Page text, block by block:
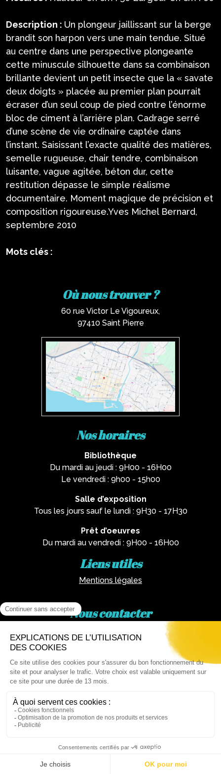
Description : Un plongeur jaillissant sur la berge
brandit son harpon vers une main tendue. Situé
au centre dans une perspective plongeante
cette minuscule silhouette dans sa combinaison
brillante devient un petit insecte que la « savate
deux doigts » placée au premier plan pourrait
écraser d’un seul coup de pied contre l’énorme
bloc de ciment à l’arrière plan. Cadrage serré
d’une scène de vie ordinaire captée dans
l’instant. Saisissant l’exacte qualité des matières,
semelle rugueuse, chair tendre, combinaison
luisante, vague agitée, béton dur, cette
restitution dépasse le simple réalisme
documentaire. Moment magique de précision et
composition rigoureuse.Yves Michel Bernard,
septembre 2010
Mots clés :
Où nous trouver ?
60 rue Victor Le Vigoureux,
97410 Saint Pierre
Nos horaires
Bibliothèque
Du mardi au jeudi : 9H00 - 16H00
Le vendredi : 9h00 - 15h00
Salle d’exposition
Tous les jours sauf le lundi : 9H30 - 17H30
Prêt d’oeuvres
Du mardi au vendredi : 9H00 - 16H00
Liens utiles
Mentions légales
Nous contacter
02 62 81 77 60
Via email : artotheque@cg974.fr